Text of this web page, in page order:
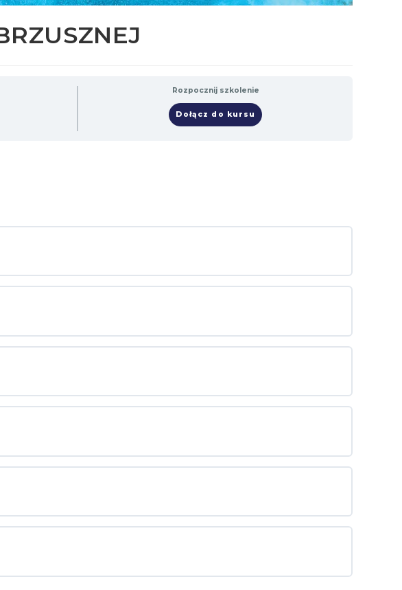
Rozpocznij szkolenie
Dołącz do kursu